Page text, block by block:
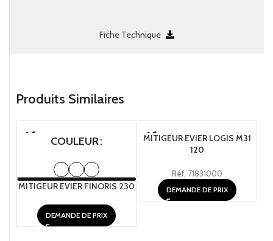
Fiche Technique
Produits Similaires
COULEUR
MITIGEUR EVIER FINORIS 230
DEMANDE DE PRIX
MITIGEUR EVIER LOGIS M31
120
Réf. 71831000
DEMANDE DE PRIX